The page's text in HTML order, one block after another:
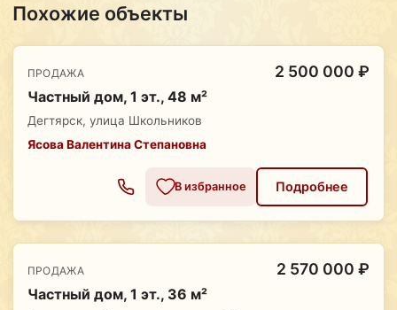
Похожие объекты
ПРОДАЖА 2 500 000 ₽
Частный дом, 1 эт., 48 м²
Дегтярск, улица Школьников
Ясова Валентина Степановна
В избранное Подробнее
ПРОДАЖА 2 570 000 ₽
Частный дом, 1 эт., 36 м²